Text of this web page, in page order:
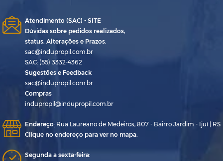
Atendimento (SAC) - SITE
Dúvidas sobre pedidos realizados,
status, Alterações e Prazos.
sac@indupropil.com.br
SAC: (55) 3332-4362
Sugestões e Feedback
sac@indupropil.com.br
Compras
indupropil@indupropil.com.br
Endereço: Rua Laureano de Medeiros, 807 - Bairro Jardim - Ijuí | RS
Clique no endereço para ver no mapa.
Segunda a sexta-feira: